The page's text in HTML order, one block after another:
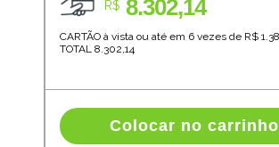
R$ 8.302,14
CARTÃO à vista ou até em 6 vezes de R$
TOTAL 8.302,14
Colocar no carrinho